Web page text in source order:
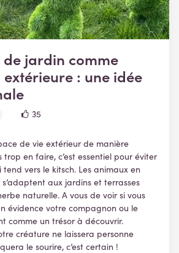
de jardin comme
: une idée
35
de vie extérieur de manière
trop en faire, c’est essentiel pour éviter
vers le kitsch. Les animaux en
aux jardins et terrasses
naturelle. A vous de voir si vous
évidence votre compagnon ou le
comme un trésor à découvrir.
créature ne laissera personne
le sourire, c’est certain !